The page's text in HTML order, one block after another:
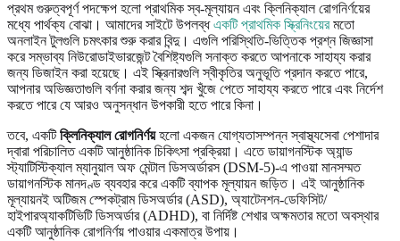
প্রথম গুরুত্বপূর্ণ পদক্ষেপ হলো প্রাথমিক স্ব-মূল্যায়ন এবং ক্লিনিক্যাল রোগনির্ণয়ের
মধ্যে পার্থক্য বোঝা। আমাদের সাইটে উপলব্ধএকটি প্রাথমিক স্ক্রিনিংয়েরমতো
অনলাইন টুলগুলি চমৎকার শুরু করার বিন্দু। এগুলি পরিস্থিতি-ভিত্তিক প্রশ্ন জিজ্ঞাসা
করে সম্ভাব্য নিউরোডাইভারজেন্ট বৈশিষ্ট্যগুলি সনাক্ত করতে আপনাকে সাহায্য করার
জন্য ডিজাইন করা হয়েছে। এই স্ক্রিনারগুলি স্বীকৃতির অনুভূতি প্রদান করতে পারে,
আপনার অভিজ্ঞতাগুলি বর্ণনা করার জন্য শব্দ খুঁজে পেতে সাহায্য করতে পারে এবং নির্দেশ
করতে পারে যে আরও অনুসন্ধান উপকারী হতে পারে কিনা।
তবে, একটিক্লিনিক্যাল রোগনির্ণয়হলো একজন যোগ্যতাসম্পন্ন স্বাস্থ্যসেবা পেশাদার
দ্বারা পরিচালিত একটি আনুষ্ঠানিক চিকিৎসা প্রক্রিয়া। এতে ডায়াগনস্টিক অ্যান্ড
স্ট্যাটিস্টিক্যাল ম্যানুয়াল অফ মেন্টাল ডিসঅর্ডারস (DSM-5)-এ পাওয়া মানসম্মত
ডায়াগনস্টিক মানদণ্ড ব্যবহার করে একটি ব্যাপক মূল্যায়ন জড়িত। এই আনুষ্ঠানিক
মূল্যায়নই অটিজম স্পেকট্রাম ডিসঅর্ডার (ASD), অ্যাটেনশন-ডেফিসিট/
হাইপারঅ্যাকটিভিটি ডিসঅর্ডার (ADHD), বা নির্দিষ্ট শেখার অক্ষমতার মতো অবস্থার
একটি আনুষ্ঠানিক রোগনির্ণয় পাওয়ার একমাত্র উপায়।